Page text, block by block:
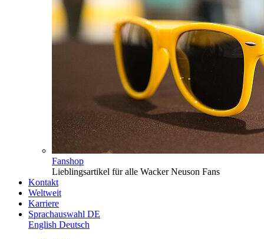
Fanshop
Lieblingsartikel für alle Wacker Neuson Fans
Kontakt
Weltweit
Karriere
Sprachauswahl DE
English Deutsch